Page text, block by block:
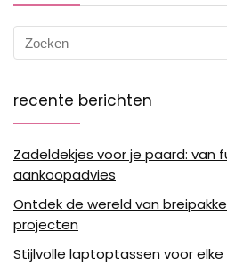
recente berichten
Zadeldekjes voor je paard: van
aankoopadvies
Ontdek de wereld van
projecten
Stijlvolle laptoptassen voor